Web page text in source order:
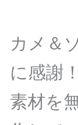
カメ＆
に感謝！
素材を